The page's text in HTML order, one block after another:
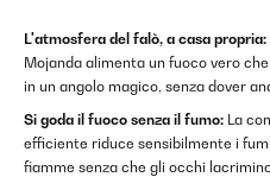
L'atmosfera del falò, a casa propria:
Mojanda alimenta un fuoco vero
in un angolo magico, senza dover
Si goda il fuoco senza il fumo: La
efficiente riduce sensibilmente i
fiamme senza che gli occhi